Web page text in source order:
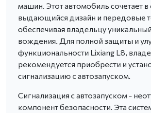
машин. Этот автомобиль сочетает в
выдающийся дизайн и передовые
обеспечивая владельцу
вождения. Для полной защиты и
функциональности Lixiang L8,
рекомендуется приобрести и
сигнализацию с автозапуском.
Сигнализация с автозапуском -
компонент безопасности. Эта